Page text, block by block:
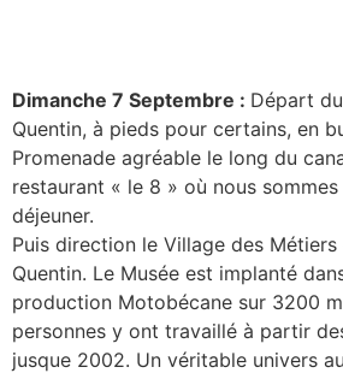
Dimanche 7 Septembre : Départ
Quentin, à pieds pour certains, en
Promenade agréable le long du
restaurant « le 8 » où nous
déjeuner.
Puis direction le Village des Métiers
Quentin. Le Musée est implanté
production Motobécane sur 3200
personnes y ont travaillé à partir
jusque 2002. Un véritable univers